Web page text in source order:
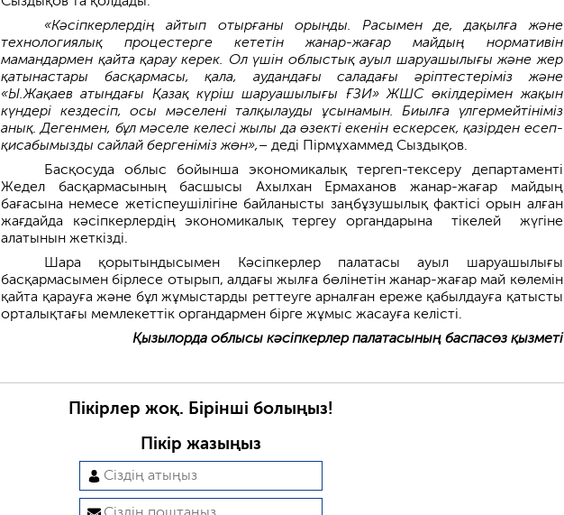
«Кәсіпкерлердің айтып отырғаны орынды. Расымен де, дақылға және
технологиялық процестерге кететін жанар-жағар майдың нормативін
мамандармен қайта қарау керек. Ол үшін облыстық ауыл шаруашылығы және жер
қатынастары басқармасы, қала, аудандағы саладағы әріптестеріміз және
«Ы.Жақаев атындағы Қазақ күріш шаруашылығы ҒЗИ» ЖШС өкілдерімен жақын
күндері кездесіп, осы мәселені талқылауды ұсынамын. Биылға үлгермейтініміз
анық. Дегенмен, бұл мәселе келесі жылы да өзекті екенін ескерсек, қазірден есеп-
қисабымызды сайлай бергеніміз жөн»,–деді Пірмұхаммед Сыздықов.
Басқосуда облыс бойынша экономикалық тергеп-тексеру департаменті
Жедел басқармасының басшысы Ахылхан Ермаханов жанар-жағар майдың
бағасына немесе жетіспеушілігіне байланысты заңбұзушылық фактісі орын алған
жағдайда кәсіпкерлердің экономикалық тергеу органдарына тікелей жүгіне
алатынын жеткізді.
Шара қорытындысымен Кәсіпкерлер палатасы ауыл шаруашылығы
басқармасымен бірлесе отырып, алдағы жылға бөлінетін жанар-жағар май көлемін
қайта қарауға және бұл жұмыстарды реттеуге арналған ереже қабылдауға қатысты
орталықтағы мемлекеттік органдармен бірге жұмыс жасауға келісті.
Қызылорда облысы кәсіпкерлер палатасының баспасөз қызметі
Пікірлер жоқ. Бірінші болыңыз!
Пікір жазыңыз